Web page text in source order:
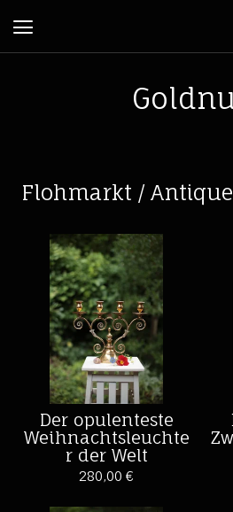
Flohmarkt /
Der opulenteste
Weihnachtsleuchte
r der Welt
280,00 €